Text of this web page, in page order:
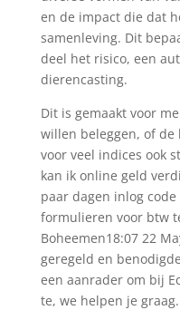
en de impact die dat
samenleving. Dit
deel het risico, een
dierencasting.
Dit is gemaakt voor
willen beleggen, of
voor veel indices ook
kan ik online geld
paar dagen inlog
formulieren voor btw
Boheemen18:07 22
geregeld en
een aanrader om bij
te, we helpen je